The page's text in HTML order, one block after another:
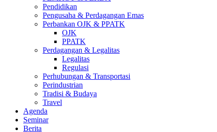
Pendidikan
Pengusaha & Perdagangan Emas
Perbankan OJK & PPATK
OJK
PPATK
Perdagangan & Legalitas
Legalitas
Regulasi
Perhubungan & Transportasi
Perindustrian
Tradisi & Budaya
Travel
Agenda
Seminar
Berita